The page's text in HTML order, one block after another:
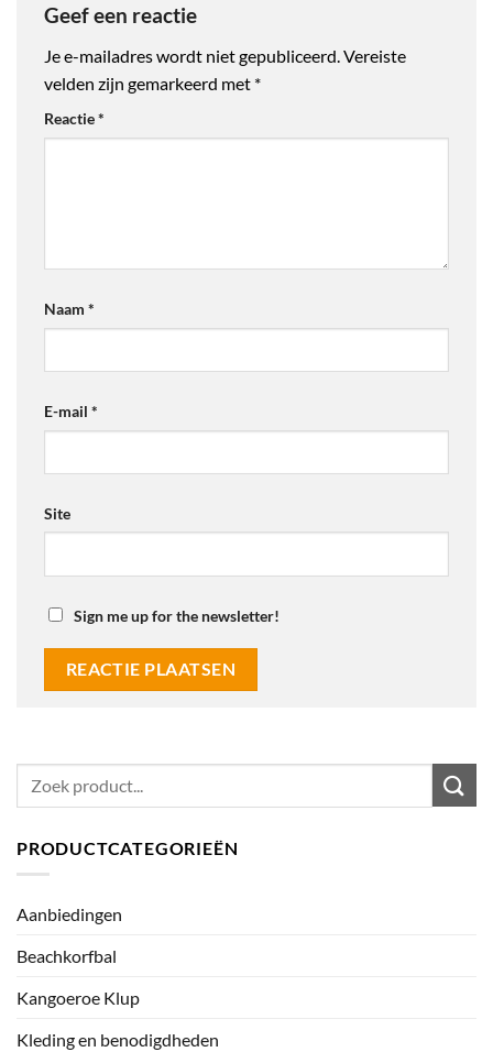
Geef een reactie
Je e-mailadres wordt niet gepubliceerd.Vereiste
velden zijn gemarkeerd met *
Reactie*
Naam *
E-mail *
Site
Sign me up for the newsletter!
PRODUCTCATEGORIEËN
Aanbiedingen
Beachkorfbal
Kangoeroe Klup
Kleding en benodigdheden